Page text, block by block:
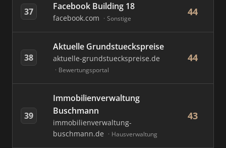
37 Facebook Building 18
facebook.com Sonstige
44
38
Aktuelle Grundstueckspreise
aktuelle-grundstueckspreise.de
Bewertungsportal
44
39
Immobilienverwaltung
Buschmann
immobilienverwaltung-
buschmann.de
Hausverwaltung
43